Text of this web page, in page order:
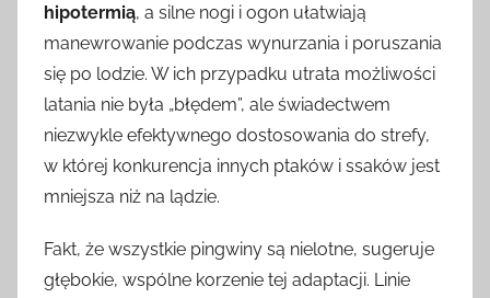
hipotermią, a silne nogi i ogon ułatwiają
manewrowanie podczas wynurzania i poruszania
się po lodzie. W ich przypadku utrata możliwości
latania nie była „błędem”, ale świadectwem
niezwykle efektywnego dostosowania do strefy,
w której konkurencja innych ptaków i ssaków jest
mniejsza niż na lądzie.
Fakt, że wszystkie pingwiny są nielotne, sugeruje
głębokie, wspólne korzenie tej adaptacji. Linie